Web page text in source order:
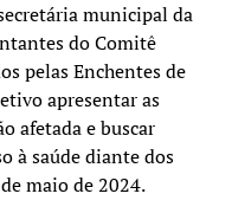
municipal da
do Comitê
pelas Enchentes de
apresentar as
afetada e buscar
à saúde diante dos
maio de 2024.